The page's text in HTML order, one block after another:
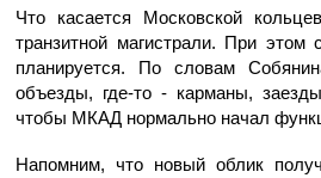
Что касается Московской
транзитной магистрали. При этом
планируется. По словам
объезды, где-то - карманы,
чтобы МКАД нормально начал
Напомним, что новый облик